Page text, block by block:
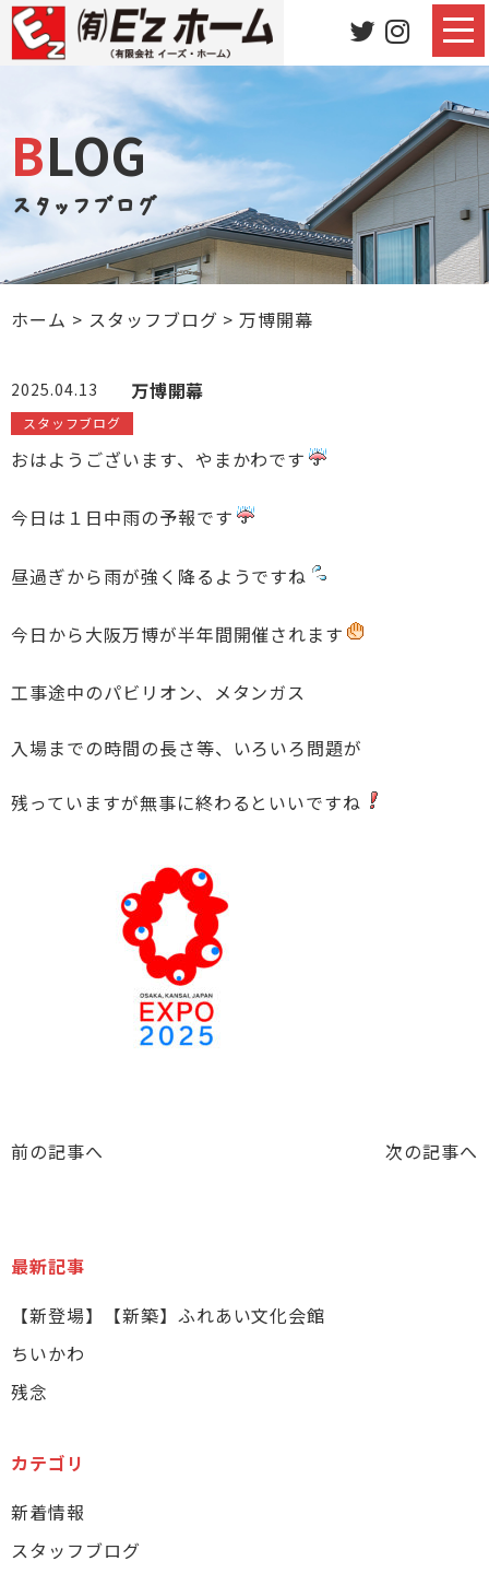
BLOG
スタッフブログ
ホーム > スタッフブログ >万博開幕
2025.04.13 万博開幕
スタッフブログ
おはようございます、やまかわです
今日は１日中雨の予報です
昼過ぎから雨が強く降るようですね
今日から大阪万博が半年間開催されます
工事途中のパビリオン、メタンガス
入場までの時間の長さ等、いろいろ問題が
残っていますが無事に終わるといいですね
前の記事へ 次の記事へ
最新記事
【新登場】【新築】ふれあい文化会館
ちいかわ
残念
カテゴリ
新着情報
スタッフブログ